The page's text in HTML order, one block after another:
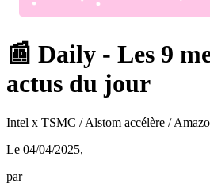
📰 Daily - Les 9
actus du jour
Intel x TSMC / Alstom accélère /
Le 04/04/2025,
par